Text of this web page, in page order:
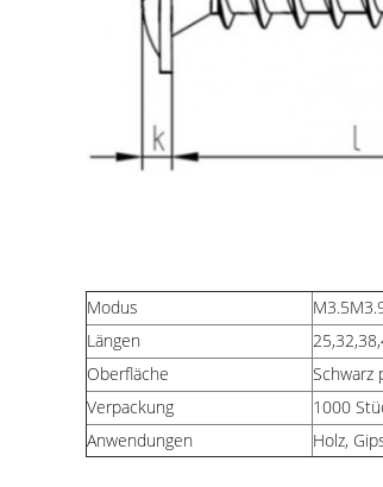
Modus
Längen
Oberfläche
Schwarz
Verpackung
1000
Anwendungen
Holz,